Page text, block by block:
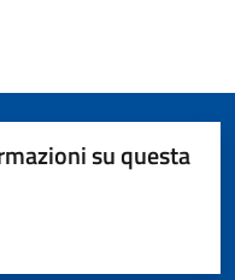
su questa